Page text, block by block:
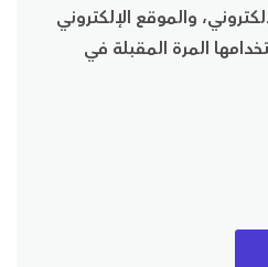
والموقع الإلكتروني
المرة المقبلة في